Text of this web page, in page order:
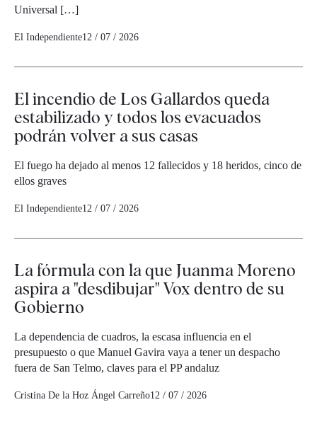
Universal […]
El Independiente12 / 07 / 2026
El incendio de Los Gallardos queda
estabilizado y todos los evacuados
podrán volver a sus casas
El fuego ha dejado al menos 12 fallecidos y 18 heridos, cinco de
ellos graves
El Independiente12 / 07 / 2026
La fórmula con la que Juanma Moreno
aspira a "desdibujar" Vox dentro de su
Gobierno
La dependencia de cuadros, la escasa influencia en el
presupuesto o que Manuel Gavira vaya a tener un despacho
fuera de San Telmo, claves para el PP andaluz
Cristina De la Hoz Ángel Carreño12 / 07 / 2026